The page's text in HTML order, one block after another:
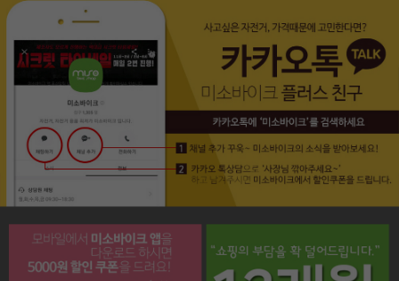
페이코 라이프